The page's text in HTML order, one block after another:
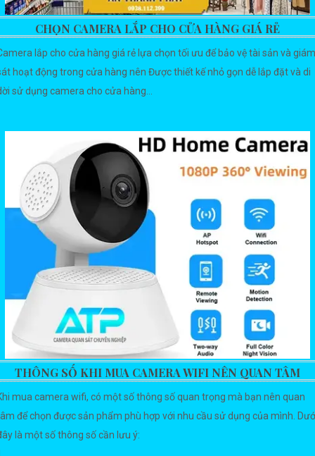
CHỌN CAMERA LẮP CHO CỬA HÀNG GIÁ RẺ
lắp cho cửa hàng giá rẻ lựa chọn tối ưu để bảo vệ tài sản và giám
hoạt động trong cửa hàng nên Được thiết kế nhỏ gọn dễ lắp đặt và di
sử dụng camera cho cửa hàng...
THÔNG SỐ KHI MUA CAMERA WIFI NÊN QUAN TÂM
mua camera wifi, có một số thông số quan trọng mà bạn nên quan
để chọn được sản phẩm phù hợp với nhu cầu sử dụng của mình.
là một số thông số cần lưu ý: